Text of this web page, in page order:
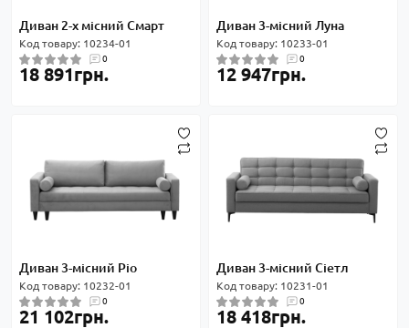
Диван 2-х місний Смарт
Код товару: 10234-01
0
18 891грн.
Диван 3-місний Луна
Код товару: 10233-01
0
12 947грн.
Диван 3-місний Ріо
Код товару: 10232-01
0
21 102грн.
Диван 3-місний Сіетл
Код товару: 10231-01
0
18 418грн.